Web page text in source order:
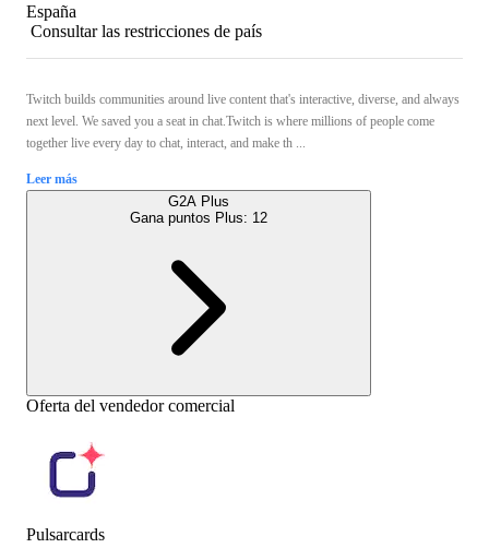
España
Consultar las restricciones de país
Twitch builds communities around live content that's interactive, diverse, and always
next level. We saved you a seat in chat.Twitch is where millions of people come
together live every day to chat, interact, and make th ...
Leer más
G2A Plus
Gana puntos Plus: 12
Oferta del vendedor comercial
Pulsarcards